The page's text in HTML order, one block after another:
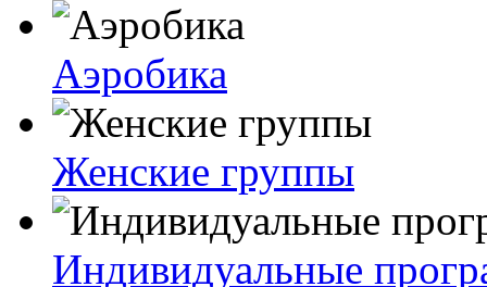
Аэробика
Женские группы
Индивидуальные